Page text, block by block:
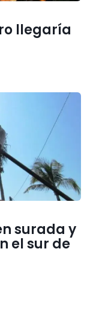
llegaría
surada y
el sur de